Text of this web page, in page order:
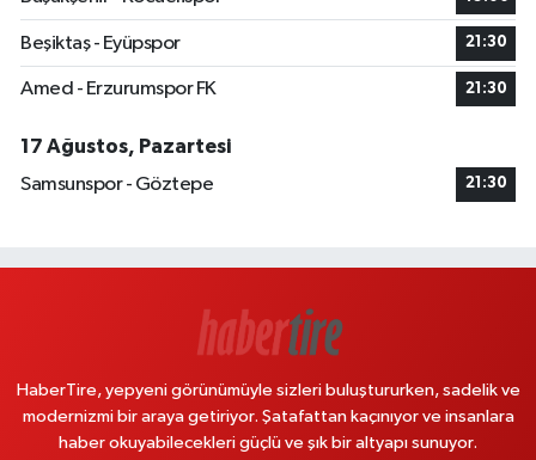
Beşiktaş - Eyüpspor 21:30
Amed - Erzurumspor FK 21:30
17 Ağustos, Pazartesi
Samsunspor - Göztepe
21:30
HaberTire, yepyeni görünümüyle sizleri buluştururken, sadelik ve
modernizmi bir araya getiriyor. Şatafattan kaçınıyor ve insanlara
haber okuyabilecekleri güçlü ve şık bir altyapı sunuyor.